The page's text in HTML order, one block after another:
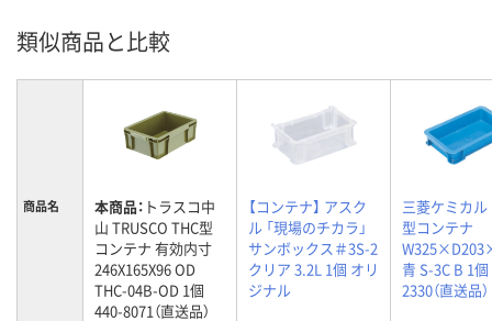
類似商品と比較
商品名 本商品： トラスコ中
山 TRUSCO THC型
コンテナ 有効内寸
246X165X96 OD
THC-04B-OD 1個
440-8071（直送品）
【コンテナ】 アスク
ル 「現場のチカラ」
サンボックス＃3S-2
クリア 3.2L 1個 オリ
ジナル
三菱ケミカル
型コンテナ
青 S-3C B 1
2330（直送品）